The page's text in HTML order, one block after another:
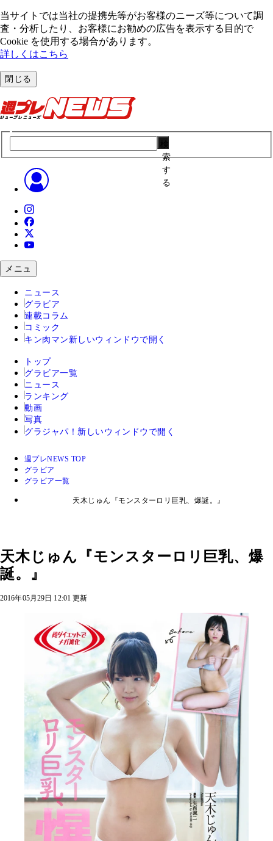
当サイトでは当社の提携先等がお客様のニーズ等について調
査・分析したり、お客様にお勧めの広告を表⽰する⽬的で
Cookie を使⽤する場合があります。
詳しくはこちら
閉じる
索
す
る
メニュ
ニュース
グラビア
連載コラム
コミック
キン肉マン 新しいウィンドウで開く
トップ
グラビア一覧
ニュース
ランキング
動画
写真
グラジャパ！ 新しいウィンドウで開く
週プレNEWS TOP
グラビア
グラビア一覧
天木じゅん『モンスターロリ巨乳、爆誕。』
天木じゅん『モンスターロリ巨乳、爆
誕。』
2016年05月29日 12:01 更新